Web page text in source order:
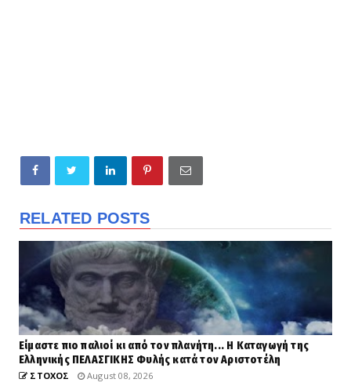
RELATED POSTS
Είμαστε πιο παλιοί κι από τον πλανήτη... Η Καταγωγή της
Ελληνικής ΠΕΛΑΣΓΙΚΗΣ Φυλής κατά τον Αριστοτέλη
ΣΤΟΧΟΣ August 08, 2026